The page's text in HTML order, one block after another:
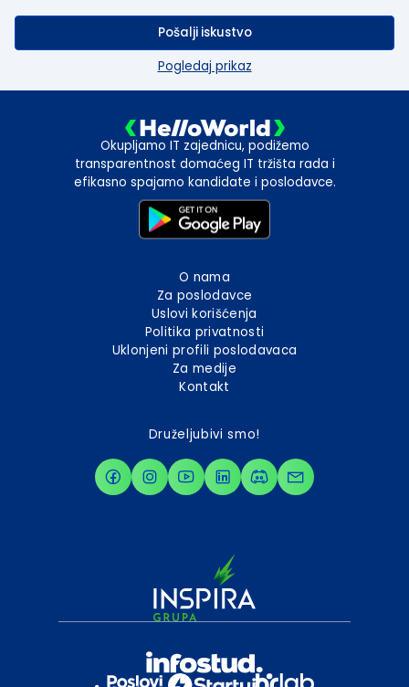
Pošalji iskustvo
Pogledaj prikaz
Okupljamo IT zajednicu, podižemo
transparentnost domaćeg IT tržišta rada i
efikasno spajamo kandidate i poslodavce.
O nama
Za poslodavce
Uslovi korišćenja
Politika privatnosti
Uklonjeni profili poslodavaca
Za medije
Kontakt
Druželjubivi smo!